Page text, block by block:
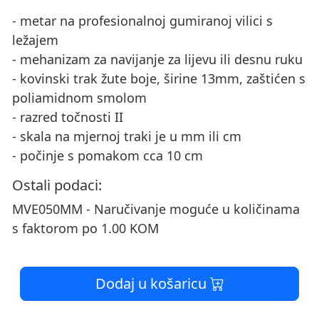
- metar na profesionalnoj gumiranoj vilici s
ležajem
- mehanizam za navijanje za lijevu ili desnu ruku
- kovinski trak žute boje, širine 13mm, zaštićen s
poliamidnom smolom
- razred točnosti II
- skala na mjernoj traki je u mm ili cm
- počinje s pomakom cca 10 cm
Ostali podaci:
MVE050MM - Naručivanje moguće u količinama
s faktorom po 1.00 KOM
Dodaj u košaricu